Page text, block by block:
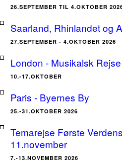
26.SEPTEMBER TIL 4.OKTOBER
Saarland, Rhinlandet og
27.SEPTEMBER - 4.OKTOBER 2026
London - Musikalsk Rejse
10.-17.OKTOBER
Paris - Byernes By
25.-31.OKTOBER 2026
Temarejse Første
11.november
7.-13.NOVEMBER 2026